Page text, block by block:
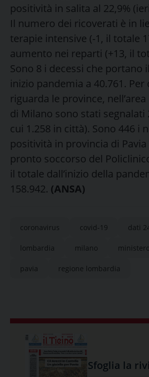
positività in salita al 22,9%
Il numero dei ricoverati è in
terapie intensive (-1, il totale
aumento nei reparti (+13, il
Sono 8 i decessi che portano
inizio pandemia a 40.761. Per
riguarda le province,
di Milano sono stati segnalati
cui 1.258 in città). Sono 446 i
positività in provincia di
pronto soccorso del
il totale dall’inizio della
158.942. (ANSA)
coronavirus covid-19 dati
lombardia milano
pavia regione lombardia
Sfoglia la